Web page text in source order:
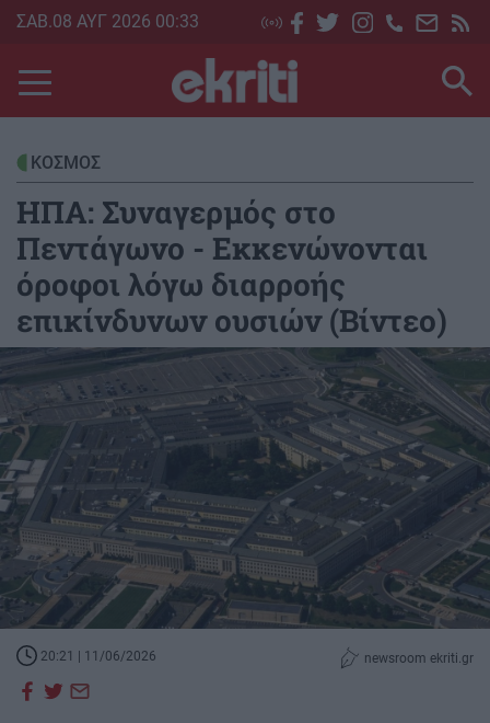
Skip
main
content
ΣΑΒ.08 ΑΥΓ 2026 00:33
ΚΟΣΜΟΣ
ΗΠΑ: Συναγερμός στο
Πεντάγωνο - Εκκενώνονται
όροφοι λόγω διαρροής
επικίνδυνων ουσιών (Βίντεο)
20:21 | 11/06/2026 newsroom ekriti.gr